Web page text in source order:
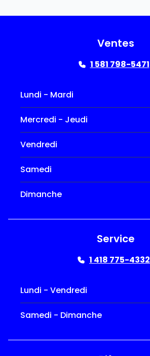
Ventes
1 581 798-5471
Lundi - Mardi
Mercredi - Jeudi
Vendredi
Samedi
Dimanche
Service
1 418 775-4332
Lundi - Vendredi
Samedi - Dimanche